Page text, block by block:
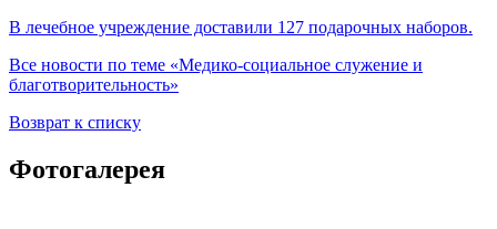
В лечебное учреждение доставили 127 подарочных наборов.
Все новости по теме «Медико-социальное служение и
благотворительность»
Возврат к списку
Фотогалерея